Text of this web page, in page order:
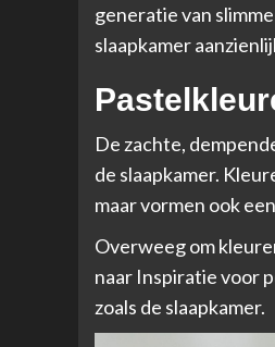
generatie van
slaapkamer
De zachte,
de slaapkamer.
maar vormen ook
Overweeg om
naar Inspiratie voor
zoals de slaapkamer.